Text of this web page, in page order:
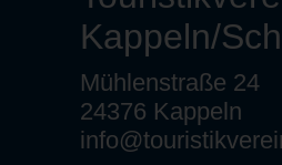
Kappeln/
Mühlenstraße 24
24376 Kappeln